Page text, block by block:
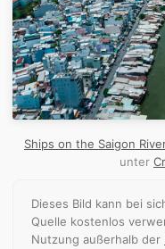
Ships on the Saigon
unter
Dieses Bild kann bei
Quelle kostenlos
Nutzung außerhalb der